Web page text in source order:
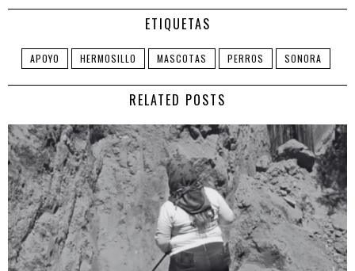
ETIQUETAS
APOYO HERMOSILLO MASCOTAS PERROS SONORA
RELATED POSTS